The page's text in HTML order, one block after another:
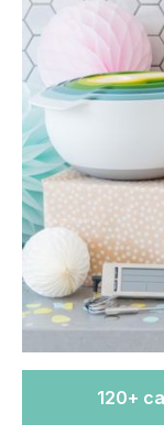
120+